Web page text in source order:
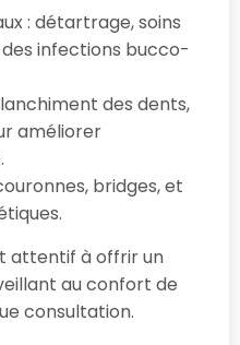
: détartrage, soins
infections bucco-
des dents,
améliorer
bridges, et
attentif à offrir un
au confort de
consultation.